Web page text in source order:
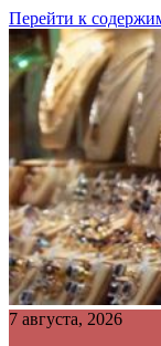
Перейти к
7 августа, 2026